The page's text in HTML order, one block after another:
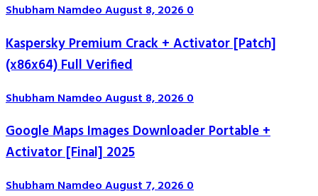
Shubham NamdeoAugust 8, 20260
Kaspersky Premium Crack + Activator [Patch]
(x86x64) Full Verified
Shubham NamdeoAugust 8, 20260
Google Maps Images Downloader Portable +
Activator [Final] 2025
Shubham NamdeoAugust 7, 20260